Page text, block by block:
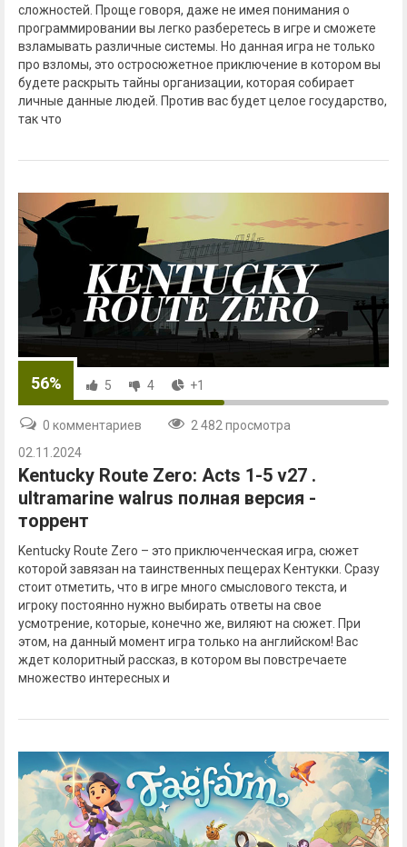
сложностей. Проще говоря, даже не имея понимания о
программировании вы легко разберетесь в игре и сможете
взламывать различные системы. Но данная игра не только
про взломы, это остросюжетное приключение в котором вы
будете раскрыть тайны организации, которая собирает
личные данные людей. Против вас будет целое государство,
так что
56% 5 4 +1
0 комментариев
2 482 просмотра
02.11.2024
Kentucky Route Zero: Acts 1-5 v27 .
ultramarine walrus полная версия -
торрент
Kentucky Route Zero – это приключенческая игра, сюжет
которой завязан на таинственных пещерах Кентукки. Сразу
стоит отметить, что в игре много смыслового текста, и
игроку постоянно нужно выбирать ответы на свое
усмотрение, которые, конечно же, виляют на сюжет. При
этом, на данный момент игра только на английском! Вас
ждет колоритный рассказ, в котором вы повстречаете
множество интересных и